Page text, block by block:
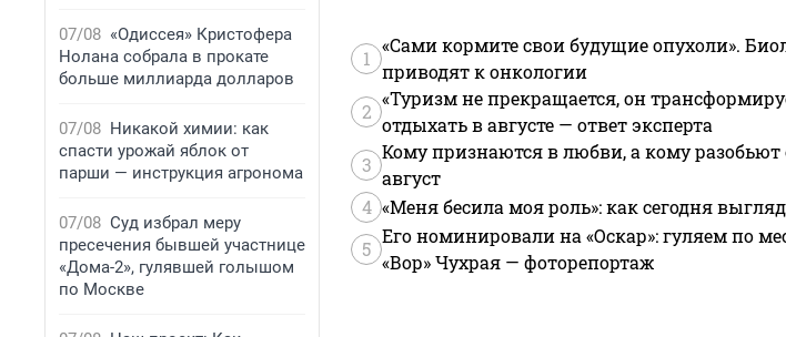
07/08 «Одиссея» Кристофера
Нолана собрала в прокате
больше миллиарда долларов
07/08 Никакой химии: как
спасти урожай яблок от
парши — инструкция агронома
07/08 Суд избрал меру
пресечения бывшей участнице
«Дома-2», гулявшей голышом
по Москве
1
«Сами кормите свои будущие опухоли».
приводят к онкологии
2
«Туризм не прекращается, он
отдыхать в августе — ответ эксперта
3
Кому признаются в любви, а кому
август
4 «Меня бесила моя роль»: как сегодня
5
Его номинировали на «Оскар»: гуляем по
«Вор» Чухрая — фоторепортаж